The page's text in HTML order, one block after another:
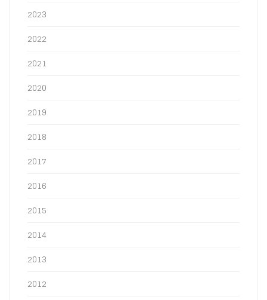
2023
2022
2021
2020
2019
2018
2017
2016
2015
2014
2013
2012